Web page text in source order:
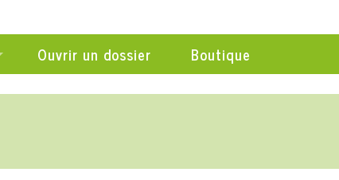
Ouvrir un dossier
Boutique